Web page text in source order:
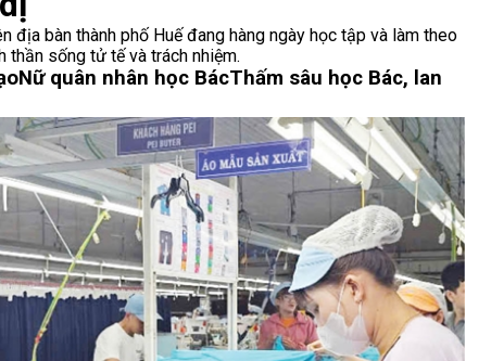
bàn thành phố Huế đang hàng ngày học tập và làm theo
thần sống tử tế và trách nhiệm.
Nữ quân nhân học BácThấm sâu học Bác, lan